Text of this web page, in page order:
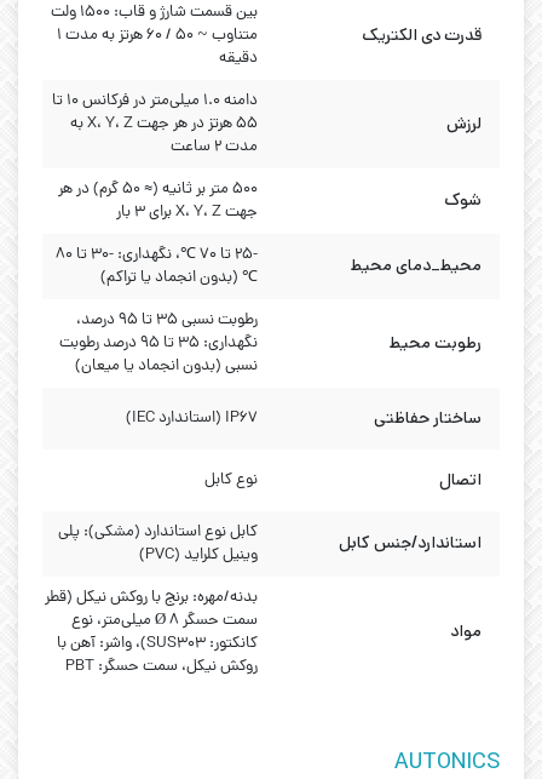
قدرت دی الکتریک
بین قسمت شارژ و قاب: ۱۵۰۰ ولت
متناوب ~ ۵۰ / ۶۰ هرتز به مدت ۱
دقیقه
لرزش
دامنه ۱.۰ میلی‌متر در فرکانس ۱۰ تا
۵۵ هرتز در هر جهت X، Y، Z به
مدت ۲ ساعت
شوک
۵۰۰ متر بر ثانیه (≈ ۵۰ گرم) در هر
جهت X، Y، Z برای ۳ بار
محیط_دمای محیط
-25 تا 70 ℃، نگهداری: -30 تا 80
℃ (بدون انجماد یا تراکم)
رطوبت محیط
رطوبت نسبی ۳۵ تا ۹۵ درصد،
نگهداری: ۳۵ تا ۹۵ درصد رطوبت
نسبی (بدون انجماد یا میعان)
ساختار حفاظتی IP67 (استاندارد IEC)
اتصال نوع کابل
استاندارد/جنس کابل
کابل نوع استاندارد (مشکی): پلی
وینیل کلراید (PVC)
مواد
بدنه/مهره: برنج با روکش نیکل (قطر
سمت حسگر Ø 8 میلی‌متر، نوع
کانکتور: SUS303)، واشر: آهن با
روکش نیکل، سمت حسگر: PBT
AUTONICS